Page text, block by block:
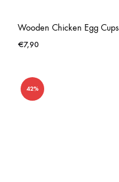
Wooden Chicken Egg Cups
€7,90
42%